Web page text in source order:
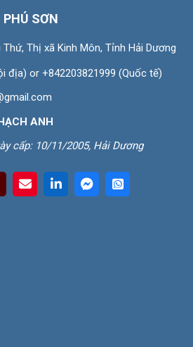
PHÚ SƠN
Thị xã Kinh Môn, Tỉnh Hải Dương
địa) or +842203821999 (Quốc tế)
ANH
cấp: 10/11/2005, Hải Dương